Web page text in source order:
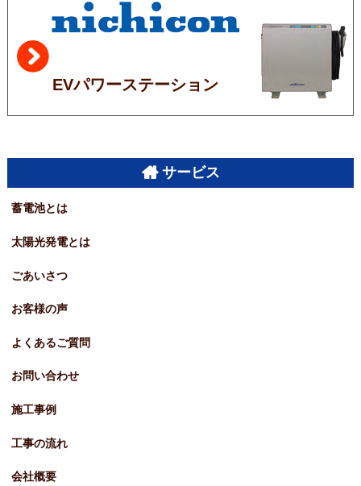
EVパワーステーション
サービス
蓄電池とは
太陽光発電とは
ごあいさつ
お客様の声
よくあるご質問
お問い合わせ
施工事例
工事の流れ
会社概要